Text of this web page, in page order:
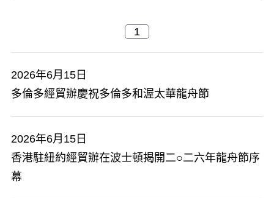
2026年6月15日
多倫多經貿辦慶祝多倫多和渥太華龍舟節
2026年6月15日
香港駐紐約經貿辦在波士頓揭開二○二六年龍舟節序
幕